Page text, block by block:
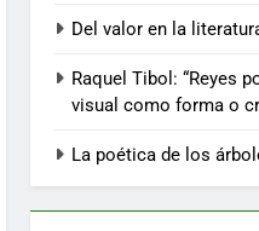
Del valor en la
Raquel Tibol: “Reyes
visual como forma o
La poética de los